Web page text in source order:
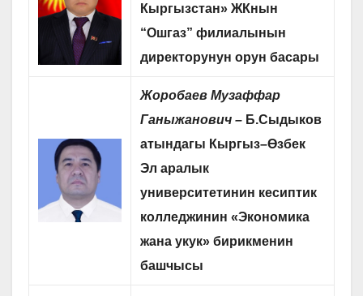
Кыргызстан» ЖКнын
“Ошгаз” филиалынын
директорунун орун басары
Жоробаев Музаффар
Ганыжанович – Б.Сыдыков
атындагы Кыргыз–Өзбек
Эл аралык
университетинин кесиптик
колледжинин «Экономика
жана укук» бирикменин
башчысы